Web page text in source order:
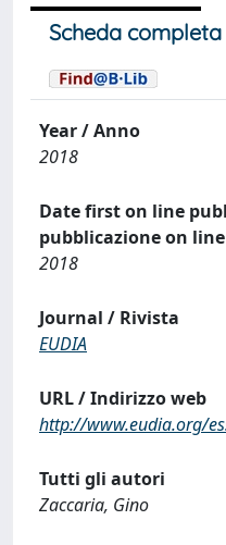
Scheda completa
Year / Anno
2018
Date first on line
pubblicazione on line
2018
Journal / Rivista
EUDIA
URL / Indirizzo web
http://www.eudia.org/
Tutti gli autori
Zaccaria, Gino